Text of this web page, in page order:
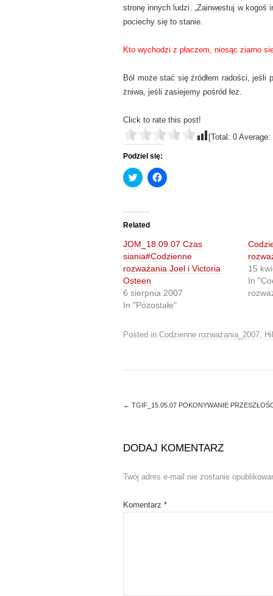
stronę innych ludzi. „Zainwestuj w kogoś
pociechy się to stanie.
Kto wychodzi z płaczem, niosąc ziarno
Ból może stać się źródłem radości, jeśli
żniwa, jeśli zasiejemy pośród łez.
Click to rate this post!
[Total: 0 Average:
Podziel się:
C
l
t
o
s
h
a
r
e
o
n
T
w
i
r
n
n
n
d
C
l
h
a
r
e
o
a
c
e
o
k
e
n
i
n
w
Related
JOM_18.09.07 Czas
siania#Codzienne
rozważania Joel i Victoria
Osteen
6 sierpnia 2007
In "Pozostałe"
15
In
Posted in Codzienne rozważania_2007,
← TGIF_15.05.07 POKONYWANIE
DODAJ KOMENTARZ
Twój adres e-mail nie zostanie
Komentarz *